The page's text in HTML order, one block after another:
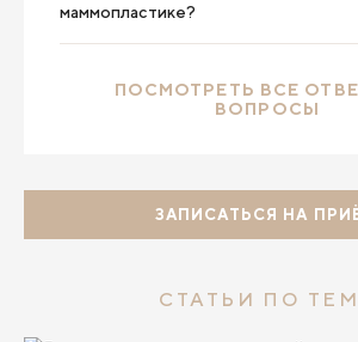
маммопластике?
ПОСМОТРЕТЬ ВСЕ
ВОПРОСЫ
ЗАПИСАТЬСЯ НА
СТАТЬИ ПО